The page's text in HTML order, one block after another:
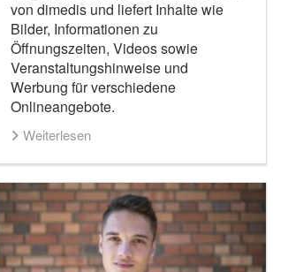
von dimedis und liefert Inhalte wie
Bilder, Informationen zu
Öffnungszeiten, Videos sowie
Veranstaltungshinweise und
Werbung für verschiedene
Onlineangebote.
Weiterlesen